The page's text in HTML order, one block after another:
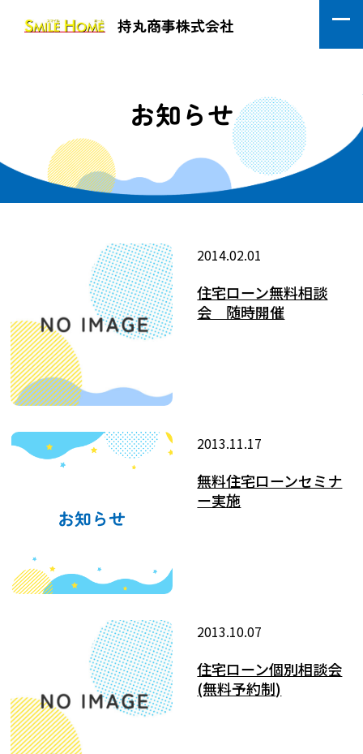
持丸商事株式会社
お知らせ
2014.02.01
住宅ローン無料相談
会 随時開催
2013.11.17
無料住宅ローンセミナ
ー実施
2013.10.07
住宅ローン個別相談会
(無料予約制)